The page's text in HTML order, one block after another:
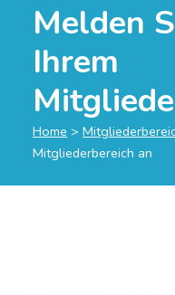
Melden
Ihrem
Home >
Mitgliederbereich an